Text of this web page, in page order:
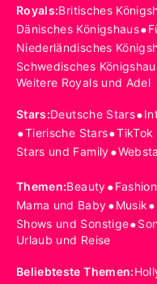
Royals:Britisches
Dänisches Königshaus•
Niederländisches
Schwedisches
Weitere Royals und Adel
Stars:Deutsche Stars•
•Tierische Stars•TikTok
Stars und Family•
Themen:Beauty•Fashion
Mama und Baby•Musik•
Shows und Sonstige•
Urlaub und Reise
Beliebteste Themen: